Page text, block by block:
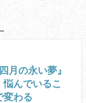
月の永い夢』
んでいるこ
変わる